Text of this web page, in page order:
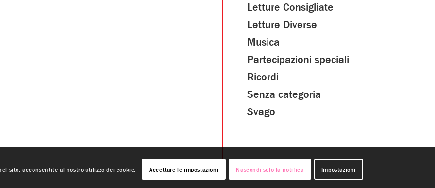
Letture Consigliate
Letture Diverse
Musica
Partecipazioni speciali
Ricordi
Senza categoria
Svago
sito, acconsentite al nostro utilizzo dei cookie. Accettare le impostazioni Nascondi solo la notifica Impostazioni